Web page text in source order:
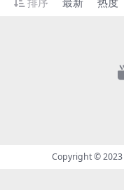
Copyright © 2023